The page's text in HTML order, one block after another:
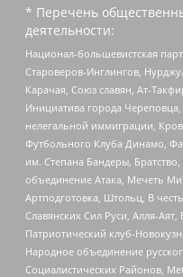
* Перечень
деятельности:
Национал-большевистская
Староверов-Инглингов,
Карачая, Союз славян, Ат-
Инициатива города
нелегальной иммиграции,
Футбольного Клуба Динамо,
им. Степана Бандеры,
объединение Атака, Мечеть
Артподготовка, Штольц, В
Славянских Сил Руси, Алля-
Патриотический клуб-
Народное объединение
Социалистических Районов,